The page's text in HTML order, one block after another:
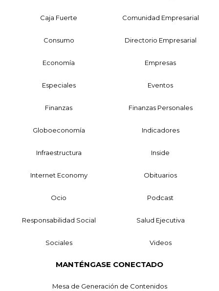
Caja Fuerte Comunidad Empresarial
Consumo Directorio Empresarial
Economía Empresas
Especiales Eventos
Finanzas Finanzas Personales
Globoeconomía Indicadores
Infraestructura Inside
Internet Economy Obituarios
Ocio Podcast
Responsabilidad Social Salud Ejecutiva
Sociales Videos
MANTÉNGASE CONECTADO
Mesa de Generación de Contenidos